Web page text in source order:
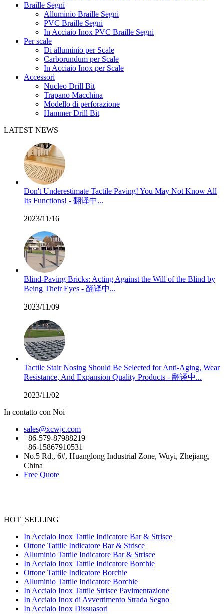
Braille Segni
Alluminio Braille Segni
PVC Braille Segni
In Acciaio Inox PVC Braille Segni
Per scale
Di alluminio per Scale
Carborundum per Scale
In Acciaio Inox per Scale
Accessori
Nucleo Drill Bit
Trapano Macchina
Modello di perforazione
Hammer Drill Bit
LATEST NEWS
Don't Underestimate Tactile Paving! You May Not Know All
Its Functions! - 翻译中...
2023/11/16
Blind-Paving Bricks: Acting Against the Will of the Blind by
Being Their Eyes - 翻译中...
2023/11/09
Tactile Stair Nosing Should Be Selected for Anti-Aging, Wear
Resistance, And Expansion Quality Products - 翻译中...
2023/11/02
In contatto con Noi
sales@xcwjc.com
+86-579-87988219
+86-15867910531
No.5 Rd., 6#, Huanglong Industrial Zone, Wuyi, Zhejiang,
China
Free Quote
HOT_SELLING
In Acciaio Inox Tattile Indicatore Bar & Strisce
Ottone Tattile Indicatore Bar & Strisce
Alluminio Tattile Indicatore Bar & Strisce
In Acciaio Inox Tattile Indicatore Borchie
Ottone Tattile Indicatore Borchie
Alluminio Tattile Indicatore Borchie
In Acciaio Inox Tattile Strisce Pavimentazione
In Acciaio Inox di Avvertimento Strada Segno
In Acciaio Inox Dissuasori